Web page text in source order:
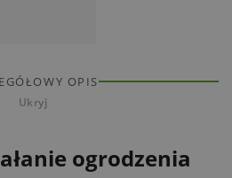
OPIS
Ukryj
ogrodzenia